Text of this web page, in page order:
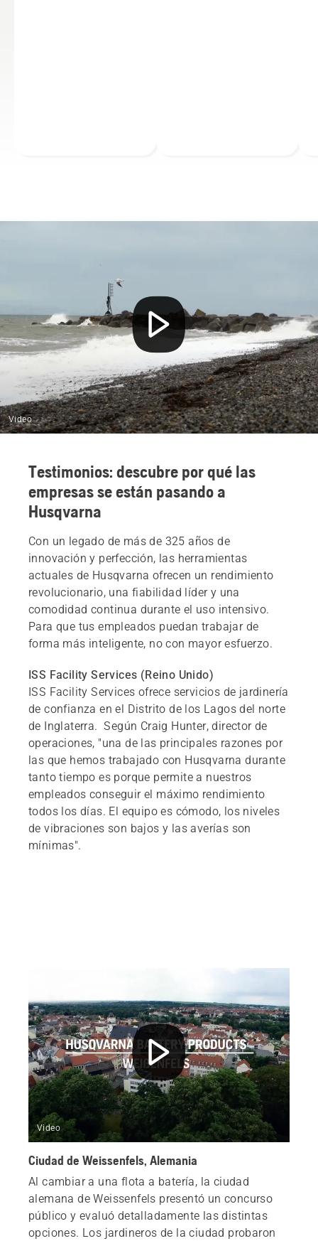
Video
Testimonios: descubre por qué las
empresas se están pasando a
Husqvarna
Con un legado de más de 325 años de
innovación y perfección, las herramientas
actuales de Husqvarna ofrecen un rendimiento
revolucionario, una fiabilidad líder y una
comodidad continua durante el uso intensivo.
Para que tus empleados puedan trabajar de
forma más inteligente, no con mayor esfuerzo.
ISS Facility Services (Reino Unido)
ISS Facility Services ofrece servicios de jardinería
de confianza en el Distrito de los Lagos del norte
de Inglaterra. Según Craig Hunter, director de
operaciones, "una de las principales razones por
las que hemos trabajado con Husqvarna durante
tanto tiempo es porque permite a nuestros
empleados conseguir el máximo rendimiento
todos los días. El equipo es cómodo, los niveles
de vibraciones son bajos y las averías son
mínimas".
Video
Ciudad de Weissenfels, Alemania
Al cambiar a una flota a batería, la ciudad
alemana de Weissenfels presentó un concurso
público y evaluó detalladamente las distintas
opciones. Los jardineros de la ciudad probaron